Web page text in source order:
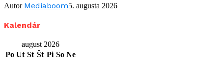
Autor Mediaboom5. augusta 2026
Kalendár
august 2026
Po Ut St Št Pi So Ne